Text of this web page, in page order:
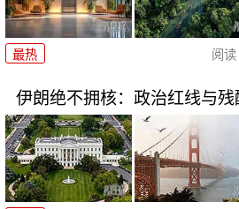
最热 阅读
伊朗绝不拥核：政治红线与